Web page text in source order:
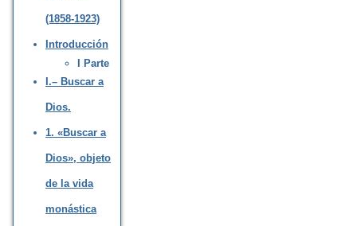
(1858-1923)
Introducción
I Parte
I.– Buscar a
Dios.
1. «Buscar a
Dios», objeto
de la vida
monástica